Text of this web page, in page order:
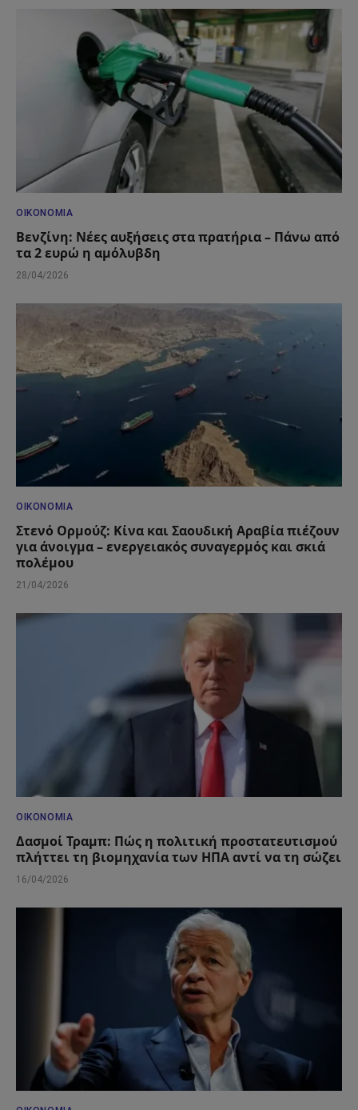
ΟΙΚΟΝΟΜΊΑ
Βενζίνη: Νέες αυξήσεις στα πρατήρια – Πάνω από
τα 2 ευρώ η αμόλυβδη
28/04/2026
ΟΙΚΟΝΟΜΊΑ
Στενό Ορμούζ: Κίνα και Σαουδική Αραβία πιέζουν
για άνοιγμα – ενεργειακός συναγερμός και σκιά
πολέμου
21/04/2026
ΟΙΚΟΝΟΜΊΑ
Δασμοί Τραμπ: Πώς η πολιτική προστατευτισμού
πλήττει τη βιομηχανία των ΗΠΑ αντί να τη σώζει
16/04/2026